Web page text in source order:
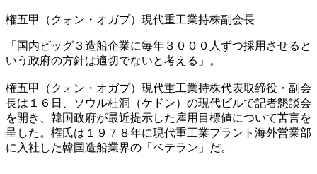
権五甲（クォン・オガプ）現代重工業持株副会長
「国内ビッグ３造船企業に毎年３０００人ずつ採用させると
いう政府の方針は適切でないと考える」。
権五甲（クォン・オガプ）現代重工業持株代表取締役・副会
長は１６日、ソウル桂洞（ケドン）の現代ビルで記者懇談会
を開き、韓国政府が最近提示した雇用目標値について苦言を
呈した。権氏は１９７８年に現代重工業プラント海外営業部
に入社した韓国造船業界の「ベテラン」だ。